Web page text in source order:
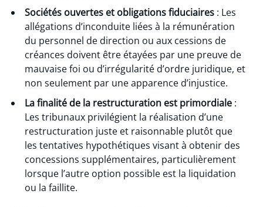
Sociétés ouvertes et obligations fiduciaires : Les
allégations d’inconduite liées à la rémunération
du personnel de direction ou aux cessions de
créances doivent être étayées par une preuve de
mauvaise foi ou d’irrégularité d’ordre juridique, et
non seulement par une apparence d’injustice.
La finalité de la restructuration est primordiale :
Les tribunaux privilégient la réalisation d’une
restructuration juste et raisonnable plutôt que
les tentatives hypothétiques visant à obtenir des
concessions supplémentaires, particulièrement
lorsque l’autre option possible est la liquidation
ou la faillite.